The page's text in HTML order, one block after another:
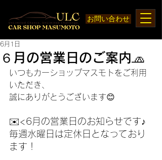
お問い合わせ
６月の営業日のご案内🧢
6月1日
いつもカーショップマスモトをご利用
いただき、
誠にありがとうございます😊
✉️<6月の営業日のお知らせです♪
毎週水曜日は定休日となっており
ます！